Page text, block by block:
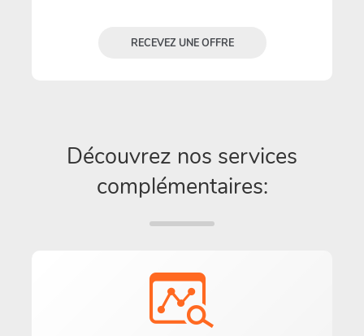
RECEVEZ UNE OFFRE
Découvrez nos services
complémentaires: